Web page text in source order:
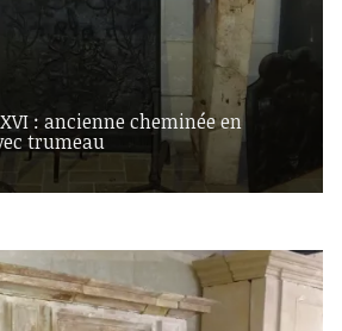
: ancienne cheminée en
trumeau